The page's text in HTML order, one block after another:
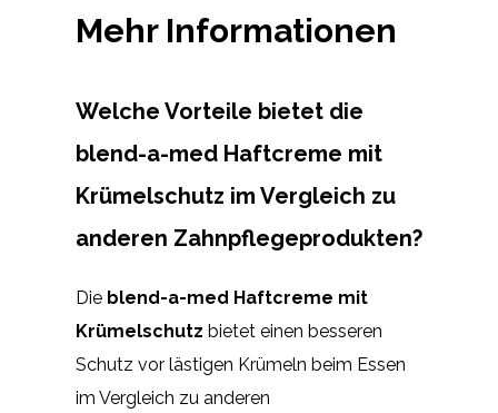
Mehr Informationen
Welche Vorteile bietet die
blend-a-med Haftcreme mit
Krümelschutz im Vergleich zu
anderen Zahnpflegeprodukten?
Die blend-a-med Haftcreme mit
Krümelschutz bietet einen besseren
Schutz vor lästigen Krümeln beim Essen
im Vergleich zu anderen